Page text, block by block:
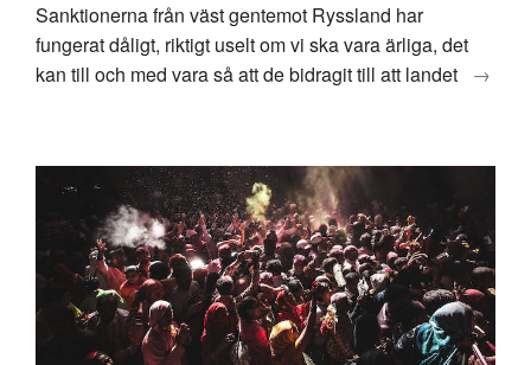
Sanktionerna från väst gentemot Ryssland har
fungerat dåligt, riktigt uselt om vi ska vara ärliga, det
kan till och med vara så att de bidragit till att landet
→